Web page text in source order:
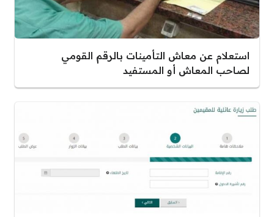
استعلام عن معاش التأمينات بالرقم القومي
لصاحب المعاش أو المستفيد